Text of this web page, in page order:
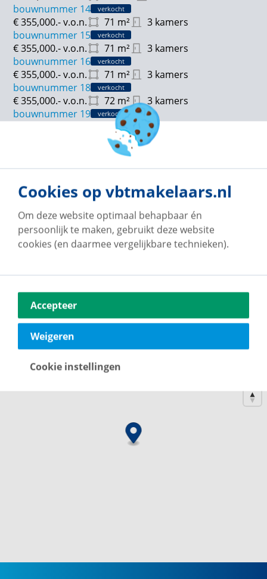
Berging:
ca. 5 m²
langleveloverbosch.nl
bouwnummer 14
verkocht
71 m² 3 kamers
€ 355,000.-v.o.n.
bouwnummer 15
verkocht
71 m² 3 kamers
€ 355,000.-v.o.n.
bouwnummer 16
verkocht
71 m² 3 kamers
€ 355,000.-v.o.n.
bouwnummer 18
verkocht
72 m² 3 kamers
€ 355,000.-v.o.n.
bouwnummer 19
verkocht
94m² 3 kamers
verkocht
66m²
bouwnummer 21
verkocht
bouwnummer 22
Verkocht onder voorbehoud
bouwnummer 23
verkocht
69 m² 3 kamers
€ 355,000.-v.o.n.
bouwnummer 24
verkocht
Cookies op vbtmakelaars.nl
Om deze website optimaal behapbaar én
persoonlijk te maken, gebruikt deze website
cookies (en daarmee vergelijkbare technieken).
Accepteer
Weigeren
Cookie instellingen